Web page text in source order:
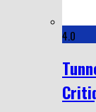
4.0